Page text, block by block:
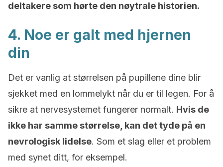
deltakere som hørte den nøytrale historien.
4. Noe er galt med hjernen
din
Det er vanlig at størrelsen på pupillene dine blir
sjekket med en lommelykt når du er til legen. For å
sikre at nervesystemet fungerer normalt. Hvis de
ikke har samme størrelse, kan det tyde på en
nevrologisk lidelse. Som et slag eller et problem
med synet ditt, for eksempel.